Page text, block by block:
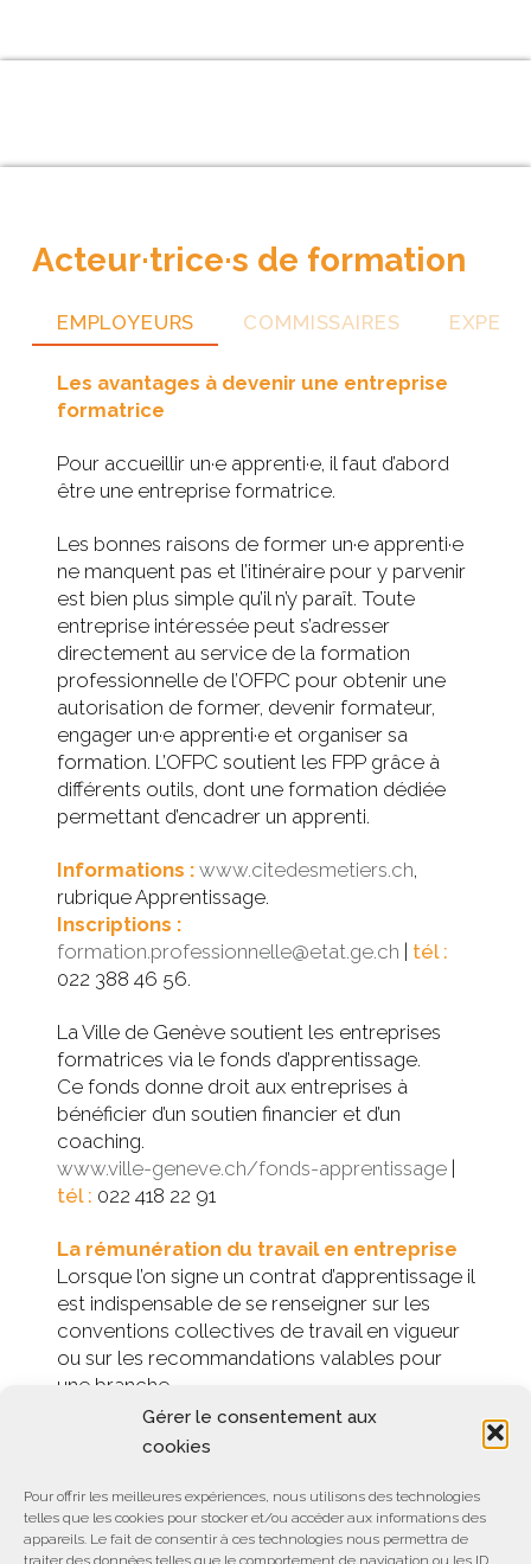
Gérer le consentement aux
cookies
Pour offrir les meilleures expériences, nous utilisons des technologies
telles que les cookies pour stocker et/ou accéder aux informations des
appareils. Le fait de consentir à ces technologies nous permettra de
traiter des données telles que le comportement de navigation ou les ID
Acteur·trice·s de formation
EMPLOYEURS COMMISSAIRES
Les avantages à devenir une entreprise
formatrice
Pour accueillir un·e apprenti·e, il faut d’abord
être une entreprise formatrice.
Les bonnes raisons de former un·e apprenti·e
ne manquent pas et l’itinéraire pour y parvenir
est bien plus simple qu’il n’y paraît. Toute
entreprise intéressée peut s’adresser
directement au service de la formation
professionnelle de l’OFPC pour obtenir une
autorisation de former, devenir formateur,
engager un·e apprenti·e et organiser sa
formation. L’OFPC soutient les FPP grâce à
différents outils, dont une formation dédiée
permettant d’encadrer un apprenti.
Informations : www.citedesmetiers.ch,
rubrique Apprentissage.
Inscriptions :
formation.professionnelle@etat.ge.ch
tél :
022 388 46 56.
La Ville de Genève soutient les entreprises
formatrices via le fonds d’apprentissage.
Ce fonds donne droit aux entreprises à
bénéficier d’un soutien financier et d’un
coaching.
www.ville-geneve.ch/fonds-apprentissage|
tél : 022 418 22 91
La rémunération du travail en entreprise
Lorsque l’on signe un contrat d’apprentissage il
est indispensable de se renseigner sur les
conventions collectives de travail en vigueur
ou sur les recommandations valables pour
une branche.
Liens pratiques
Offices et services d’orientation
Offices de la formation professionnelle
Associations professionnelles